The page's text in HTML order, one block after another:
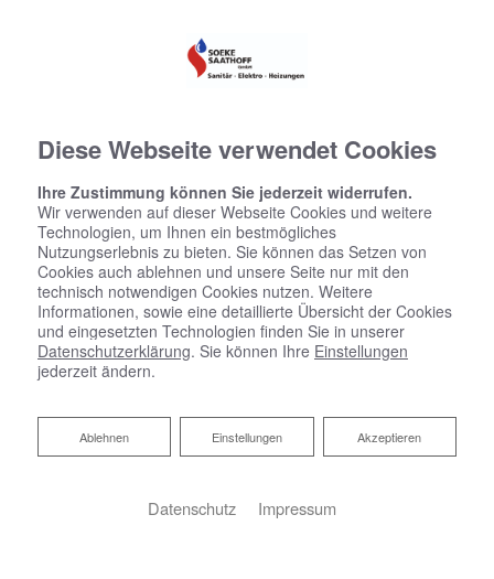
Diese Webseite verwendet Cookies
Ihre Zustimmung können Sie jederzeit widerrufen.
Wir verwenden auf dieser Webseite Cookies und weitere
Technologien, um Ihnen ein bestmögliches
Nutzungserlebnis zu bieten. Sie können das Setzen von
Cookies auch ablehnen und unsere Seite nur mit den
technisch notwendigen Cookies nutzen. Weitere
Informationen, sowie eine detaillierte Übersicht der Cookies
und eingesetzten Technologien finden Sie in unserer
Datenschutzerklärung. Sie können Ihre Einstellungen
jederzeit ändern.
Akzeptieren
Einstellungen
Ablehnen
Ablehnen
Datenschutz Impressum